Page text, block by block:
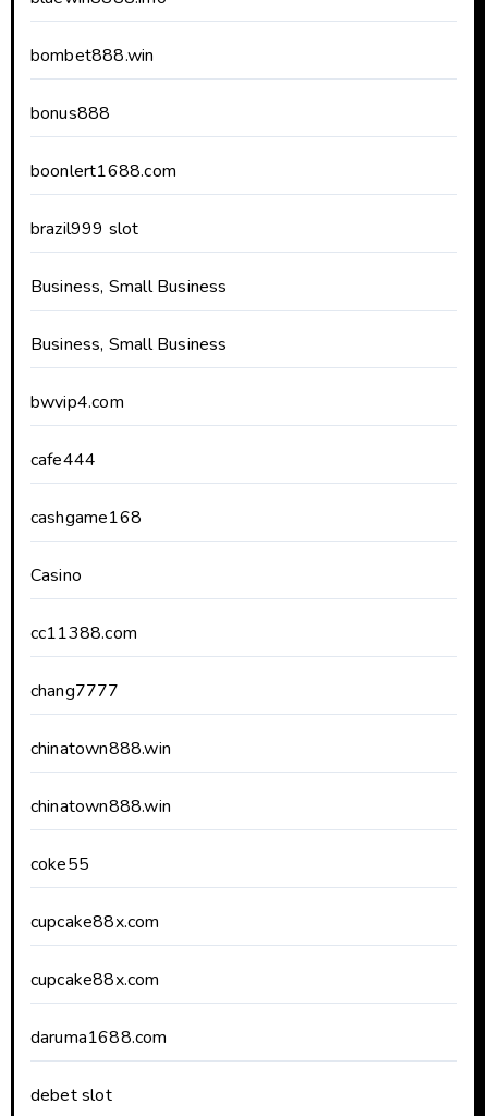
bombet888.win
bonus888
boonlert1688.com
brazil999 slot
Business, Small Business
Business, Small Business
bwvip4.com
cafe444
cashgame168
Casino
cc11388.com
chang7777
chinatown888.win
chinatown888.win
coke55
cupcake88x.com
cupcake88x.com
daruma1688.com
debet slot